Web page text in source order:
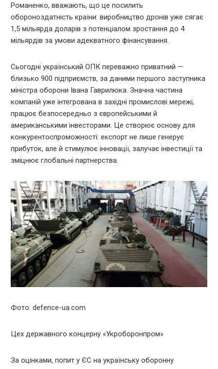
Романенко, вважають, що це посилить
обороноздатність країни: виробництво дронів уже сягає
1,5 мільярда доларів з потенціалом зростання до 4
мільярдів за умови адекватного фінансування.
Сьогодні український ОПК переважно приватний —
близько 900 підприємств, за даними першого заступника
міністра оборони Івана Гаврилюка. Значна частина
компаній уже інтегрована в західні промислові мережі,
працює безпосередньо з європейськими й
американськими інвесторами. Це створює основу для
конкурентоспроможності: експорт не лише генерує
прибуток, але й стимулює інновації, залучає інвестиції та
зміцнює глобальні партнерства.
Фото: defence-ua.com
Цех державного концерну «Укроборонпром»
За оцінками, попит у ЄС на українську оборонну